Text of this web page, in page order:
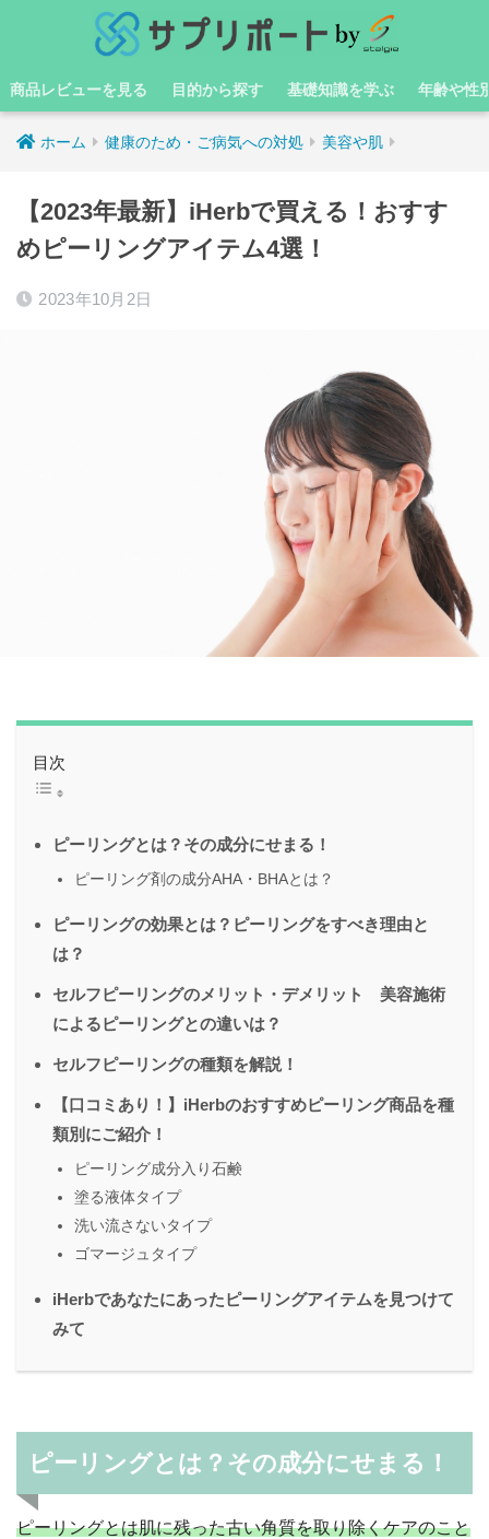
商品レビューを見る 目的から探す 基礎知識を学ぶ 年齢や性
ホーム 健康のため・ご病気への対処 美容や肌
【2023年最新】iHerbで買える！おすす
めピーリングアイテム4選！
2023年10月2日
目次
ピーリングとは？その成分にせまる！
ピーリング剤の成分AHA・BHAとは？
ピーリングの効果とは？ピーリングをすべき理由と
は？
セルフピーリングのメリット・デメリット 美容施術
によるピーリングとの違いは？
セルフピーリングの種類を解説！
【口コミあり！】iHerbのおすすめピーリング商品を種
類別にご紹介！
ピーリング成分入り石鹸
塗る液体タイプ
洗い流さないタイプ
ゴマージュタイプ
iHerbであなたにあったピーリングアイテムを見つけて
みて
ピーリングとは？その成分にせまる！
ピーリングとは肌に残った古い角質を取り除くケアのこと